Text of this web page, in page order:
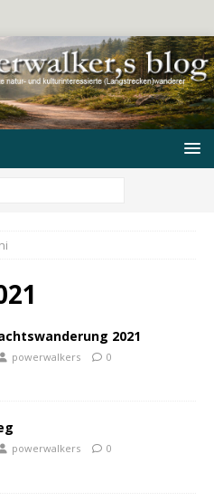
2021
powerwalkers 0
powerwalkers 0